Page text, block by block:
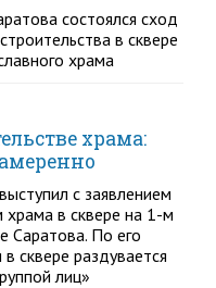
состоялся сход
в сквере
храма
храма:
с заявлением
храма в сквере на 1-м
Саратова. По его
сквере раздувается
лиц»